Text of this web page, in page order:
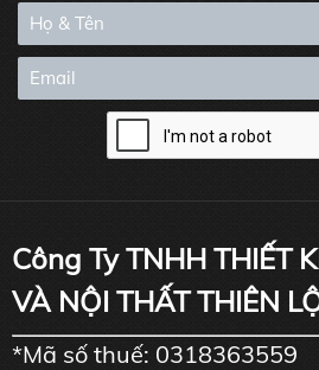
Công Ty TNHH THIẾT
VÀ NỘI THẤT THIÊN
*Mã số thuế: 0318363559